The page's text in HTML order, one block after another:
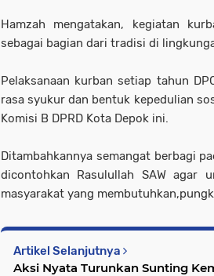
Hamzah mengatakan, kegiatan
sebagai bagian dari tradisi di
Pelaksanaan kurban setiap tahun
rasa syukur dan bentuk kepedulian
Komisi B DPRD Kota Depok ini.
Ditambahkannya semangat berbagi
dicontohkan Rasulullah SAW agar
masyarakat yang
Artikel Selanjutnya
Aksi Nyata Turunkan Sunting